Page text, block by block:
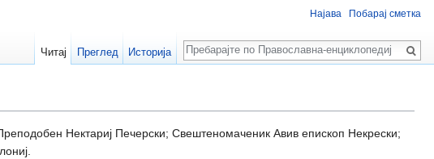
Нектариј Печерски; Свештеномаченик Авив епископ Некрески;
Најава Побарај сметка
Читај Преглед Историја
Пребарај